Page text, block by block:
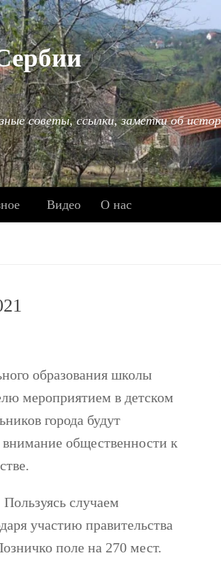
советы, ссылки, заметки об
Видео О нас
образования школы
мероприятием в детском
города будут
общественности к
случаем
участию правительства
поле на 270 мест.